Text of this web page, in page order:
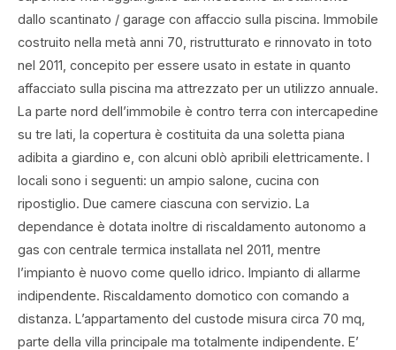
dallo scantinato / garage con affaccio sulla piscina. lmmobile
costruito nella metà anni 70, ristrutturato e rinnovato in toto
nel 2011, concepito per essere usato in estate in quanto
affacciato sulla piscina ma attrezzato per un utilizzo annuale.
La parte nord dell’immobile è contro terra con intercapedine
su tre lati, la copertura è costituita da una soletta piana
adibita a giardino e, con alcuni oblò apribili elettricamente. I
locali sono i seguenti: un ampio salone, cucina con
ripostiglio. Due camere ciascuna con servizio. La
dependance è dotata inoltre di riscaldamento autonomo a
gas con centrale termica installata nel 2011, mentre
l’impianto è nuovo come quello idrico. lmpianto di allarme
indipendente. Riscaldamento domotico con comando a
distanza. L’appartamento del custode misura circa 70 mq,
parte della villa principale ma totalmente indipendente. E’